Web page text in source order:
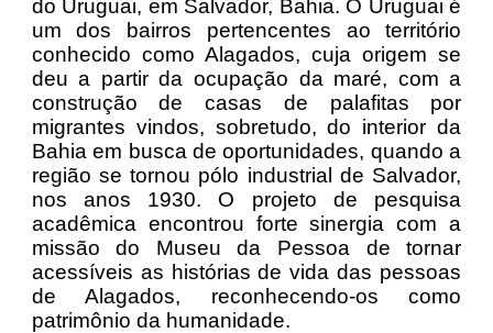
do Uruguai, em Salvador, Bahia. O Uruguai é
um dos bairros pertencentes ao território
conhecido como Alagados, cuja origem se
deu a partir da ocupação da maré, com a
construção de casas de palafitas por
migrantes vindos, sobretudo, do interior da
Bahia em busca de oportunidades, quando a
região se tornou pólo industrial de Salvador,
nos anos 1930. O projeto de pesquisa
acadêmica encontrou forte sinergia com a
missão do Museu da Pessoa de tornar
acessíveis as histórias de vida das pessoas
de Alagados, reconhecendo-os como
patrimônio da humanidade.